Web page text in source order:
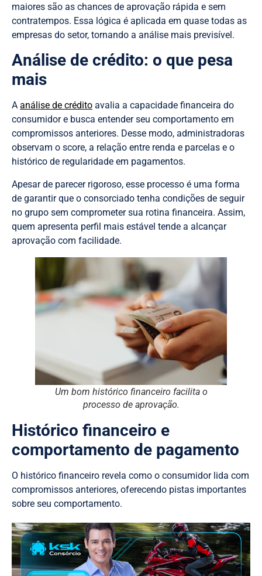
maiores são as chances de aprovação rápida e sem
contratempos. Essa lógica é aplicada em quase todas as
empresas do setor, tornando a análise mais previsível.
Análise de crédito: o que pesa
mais
A análise de crédito avalia a capacidade financeira do
consumidor e busca entender seu comportamento em
compromissos anteriores. Desse modo, administradoras
observam o score, a relação entre renda e parcelas e o
histórico de regularidade em pagamentos.
Apesar de parecer rigoroso, esse processo é uma forma
de garantir que o consorciado tenha condições de seguir
no grupo sem comprometer sua rotina financeira. Assim,
quem apresenta perfil mais estável tende a alcançar
aprovação com facilidade.
Um bom histórico financeiro facilita o
processo de aprovação.
Histórico financeiro e
comportamento de pagamento
O histórico financeiro revela como o consumidor lida com
compromissos anteriores, oferecendo pistas importantes
sobre seu comportamento.